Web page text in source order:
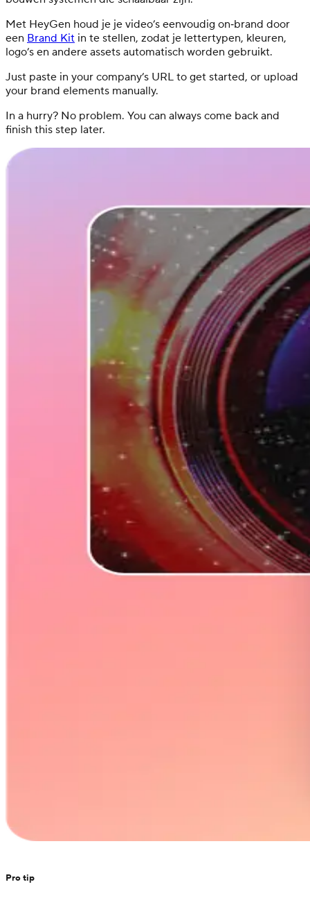
Met HeyGen houd je je video’s eenvoudig on‑brand door
een Brand Kit in te stellen, zodat je lettertypen, kleuren,
logo’s en andere assets automatisch worden gebruikt.
Just paste in your company’s URL to get started, or upload
your brand elements manually.
In a hurry? No problem. You can always come back and
finish this step later.
Pro tip